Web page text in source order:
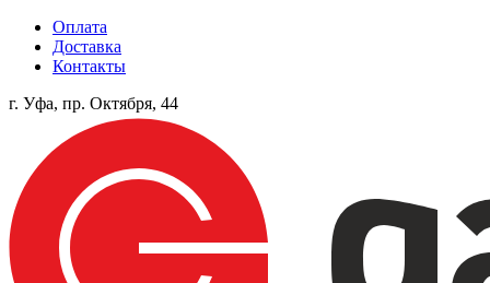
Оплата
Доставка
Контакты
г. Уфа, пр. Октября, 44